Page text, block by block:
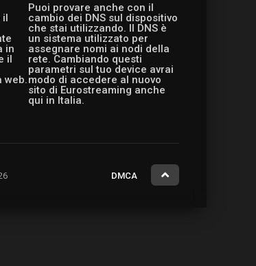
il
in
il
web.
Puoi provare anche con il
cambio dei DNS sul dispositivo
che stai utilizzando. Il DNS è
un sistema utilizzato per
assegnare nomi ai nodi della
rete. Cambiando questi
parametri sul tuo device avrai
modo di accedere al nuovo
sito di Eurostreaming anche
qui in Italia.
DMCA